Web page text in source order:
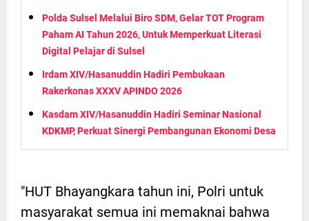
Polda Sulsel Melalui Biro SDM, Gelar TOT Program
Paham AI Tahun 2026, Untuk Memperkuat Literasi
Digital Pelajar di Sulsel
Irdam XIV/Hasanuddin Hadiri Pembukaan
Rakerkonas XXXV APINDO 2026
Kasdam XIV/Hasanuddin Hadiri Seminar Nasional
KDKMP, Perkuat Sinergi Pembangunan Ekonomi Desa
"HUT Bhayangkara tahun ini, Polri untuk
masyarakat semua ini memaknai bahwa